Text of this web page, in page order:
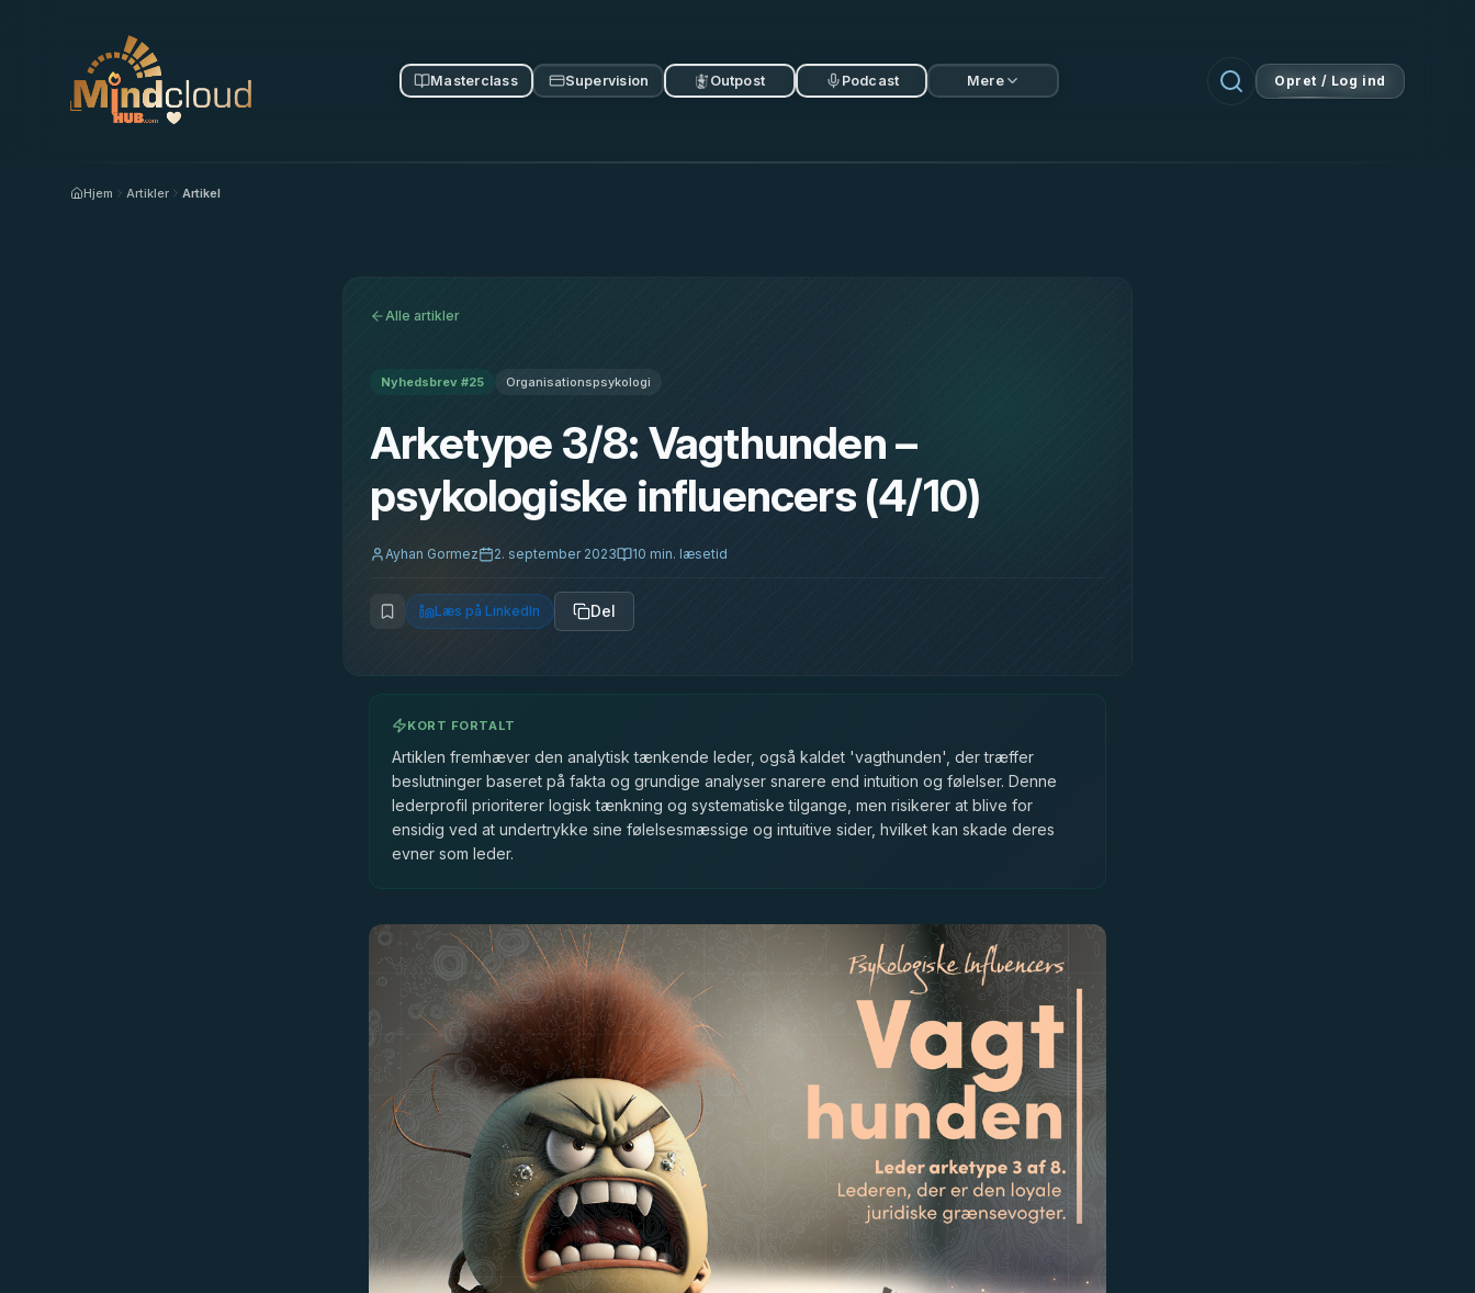
Masterclass Supervision Outpost Podcast Mere Opret / Log ind
Hjem Artikler Artikel
Alle artikler
Nyhedsbrev #25 Organisationspsykologi
Arketype 3/8: Vagthunden –
psykologiske influencers (4/10)
Ayhan Gormez 2. september 2023 10 min. læsetid
Læs på LinkedIn Del
KORT FORTALT
Artiklen fremhæver den analytisk tænkende leder, også kaldet 'vagthunden', der træffer
beslutninger baseret på fakta og grundige analyser snarere end intuition og følelser. Denne
lederprofil prioriterer logisk tænkning og systematiske tilgange, men risikerer at blive for
ensidig ved at undertrykke sine følelsesmæssige og intuitive sider, hvilket kan skade deres
evner som leder.